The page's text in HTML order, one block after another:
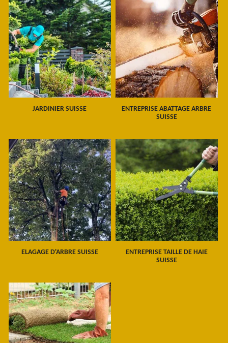
JARDINIER SUISSE
ENTREPRISE ABATTAGE ARBRE
SUISSE
ELAGAGE D'ARBRE SUISSE
ENTREPRISE TAILLE DE HAIE
SUISSE